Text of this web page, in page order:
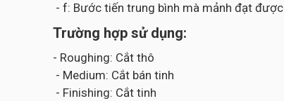
- f: Bước tiến trung bình mà mảnh đạt được
Trường hợp sử dụng:
- Roughing: Cắt thô
- Medium: Cắt bán tinh
- Finishing: Cắt tinh